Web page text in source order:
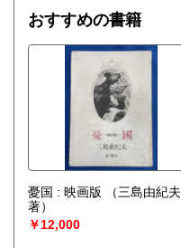
おすすめの書籍
憂国 : 映画版
（三島由紀夫
著）
￥12,000